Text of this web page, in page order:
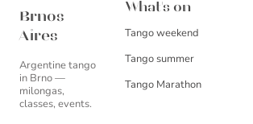
Brnos
Aires
Argentine tango
in Brno —
milongas,
classes, events.
What's on
Tango weekend
Tango summer
Tango Marathon